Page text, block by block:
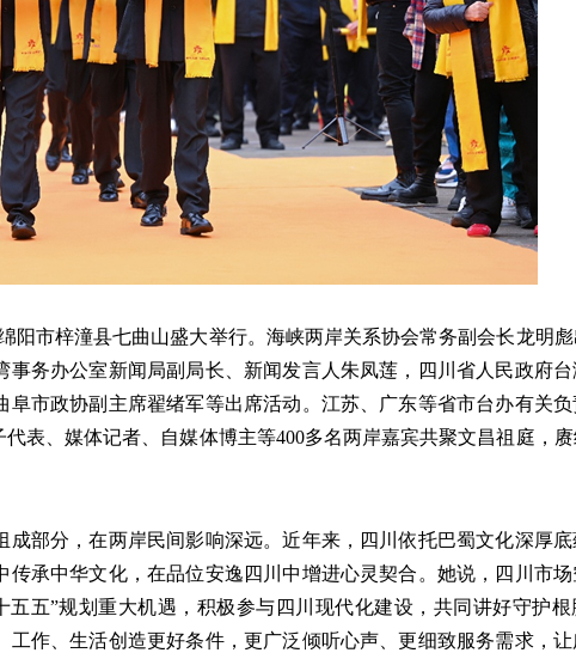
市梓潼县七曲山盛大举行。海峡两岸关系协会常务副会长龙明
务办公室新闻局副局长、新闻发言人朱凤莲，四川省人民政府
市政协副主席翟绪军等出席活动。江苏、广东等省市台办有关负
表、媒体记者、自媒体博主等400多名两岸嘉宾共聚文昌祖庭，
分，在两岸民间影响深远。近年来，四川依托巴蜀文化深厚底
承中华文化，在品位安逸四川中增进心灵契合。她说，四川市场
五”规划重大机遇，积极参与四川现代化建设，共同讲好守护
作、生活创造更好条件，更广泛倾听心声、更细致服务需求，让